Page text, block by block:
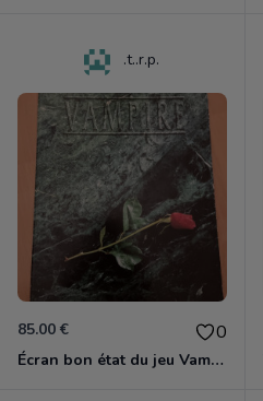
.t..r.p.
85.00 € 0
Écran bon état du jeu Vampire et livre de règles « la mascarade » état d’usage